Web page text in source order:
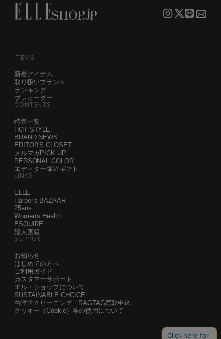
ITEMS
新着アイテム
取り扱いブランド
ランキング
プレオーダー
CONTENTS
特集一覧
HOT STYLE
BRAND NEWS
EDITOR'S CLOSET
メルマガPICK UP
PERSONAL COLOR
エディター厳選ギフト
LINKS
ELLE
Harper's BAZAAR
25ans
Women's Health
ESQUIRE
婦人画報
SUPPORT
お知らせ
はじめての方へ
ご利用ガイド
カスタマーサポート
エル・ショップについて
SUSTAINABLE CHOICE
白洋舍クリーニング・RAGTAG買取申込
クッキー（Cookie）等の使用について